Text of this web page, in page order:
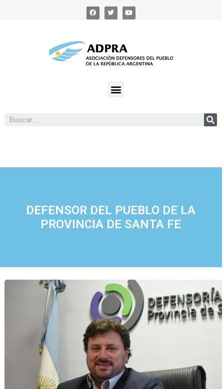
DEFENSOR DEL PUEBLO DE LA
PROVINCIA DE SANTA FE